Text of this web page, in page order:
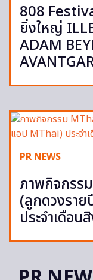
808
ยิ่งใหญ่
ADAM
PR NEWS
ภาพกิจกรร
(ลูกดวงรา
ประจำเดือ